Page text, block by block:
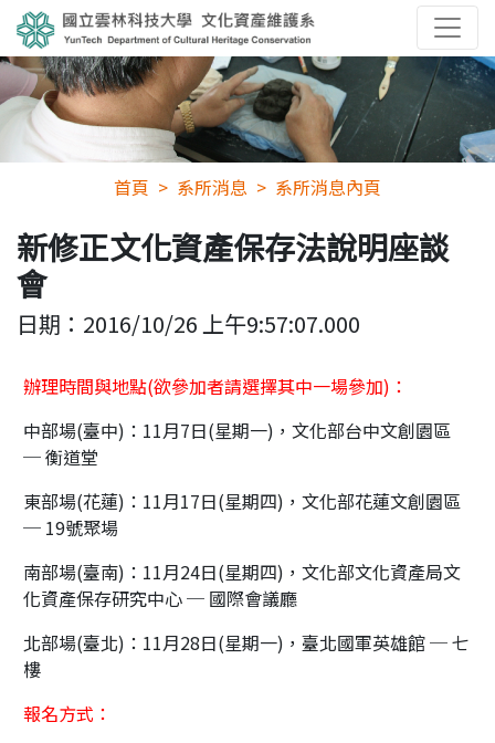
首頁 系所消息 系所消息內頁
新修正文化資產保存法說明座談
會
日期： 2016/10/26 上午9:57:07.000
辦理時間與地點(欲參加者請選擇其中一場參加)：
中部場(臺中)：11月7日(星期一)，文化部台中文創園區
─ 衡道堂
東部場(花蓮)：11月17日(星期四)，文化部花蓮文創園區
─ 19號聚場
南部場(臺南)：11月24日(星期四)，文化部文化資產局文
化資產保存研究中心 ─ 國際會議廳
北部場(臺北)：11月28日(星期一)，臺北國軍英雄館 ─ 七
樓
報名方式：